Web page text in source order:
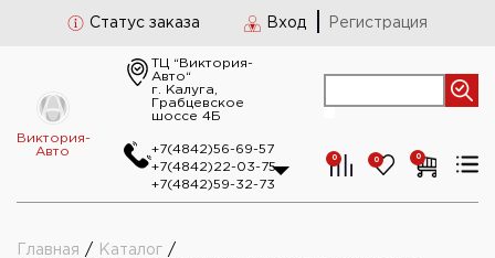
Статус заказа Вход Регистрация
Виктория-
Авто
ТЦ “Виктория-
Авто“
г. Калуга,
Грабцевское
шоссе 4Б
+7(4842)56-69-57
+7(4842)22-03-75
+7(4842)59-32-73
0 0 0
Главная / Каталог /